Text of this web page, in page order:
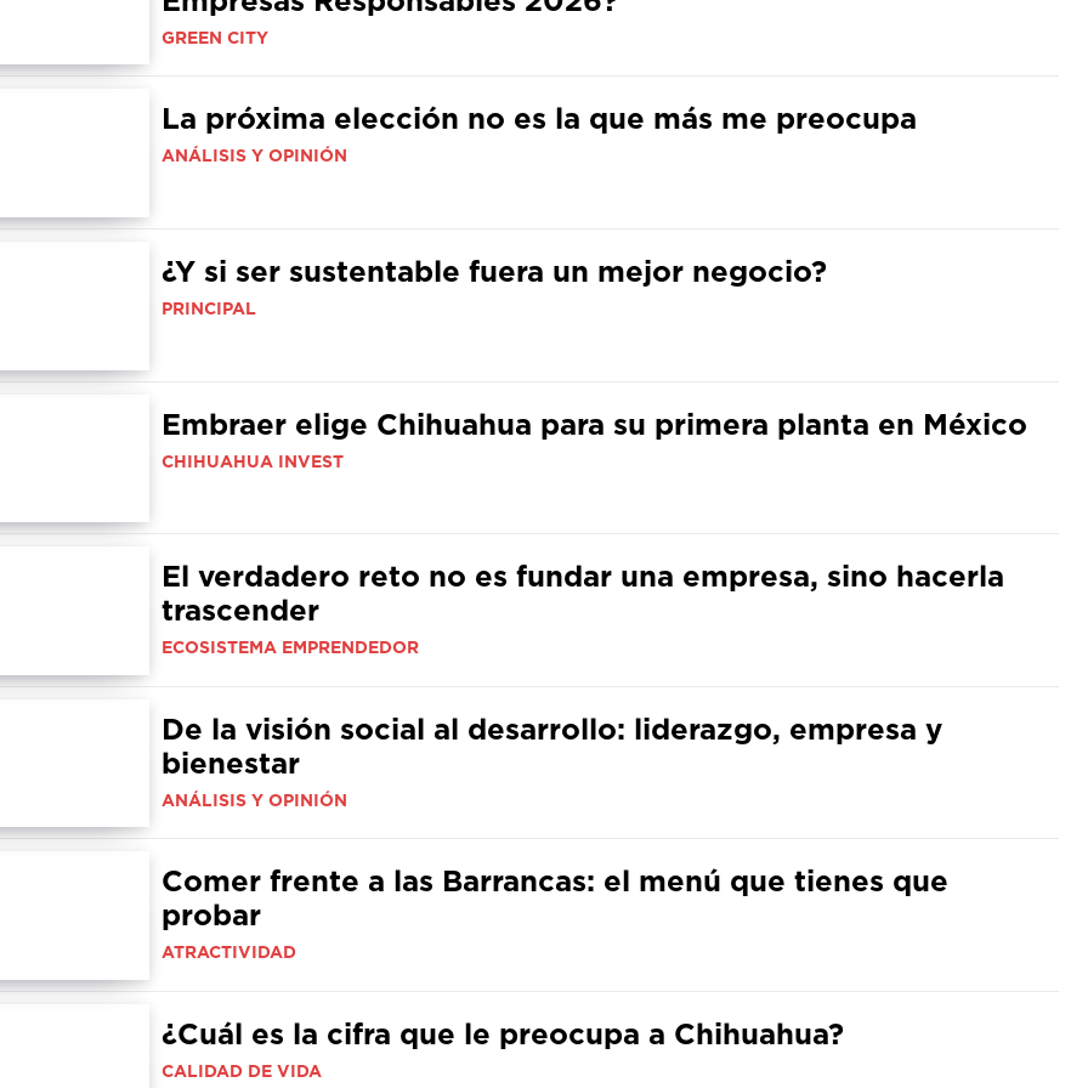
GREEN CITY
La próxima elección no es la que más me preocupa
ANÁLISIS Y OPINIÓN
¿Y si ser sustentable fuera un mejor negocio?
PRINCIPAL
Embraer elige Chihuahua para su primera planta en México
CHIHUAHUA INVEST
El verdadero reto no es fundar una empresa, sino hacerla
trascender
ECOSISTEMA EMPRENDEDOR
De la visión social al desarrollo: liderazgo, empresa y
bienestar
ANÁLISIS Y OPINIÓN
Comer frente a las Barrancas: el menú que tienes que
probar
ATRACTIVIDAD
¿Cuál es la cifra que le preocupa a Chihuahua?
CALIDAD DE VIDA